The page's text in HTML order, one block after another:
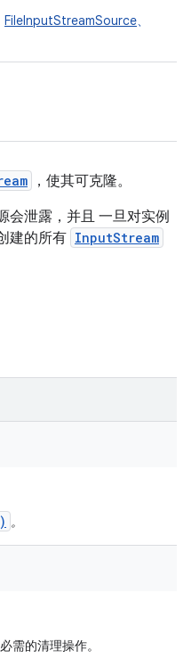
FileInputStreamSource、
，使其可克隆。
会泄露，并且 一旦对实例
建的所有 InputStream
。
需的清理操作。